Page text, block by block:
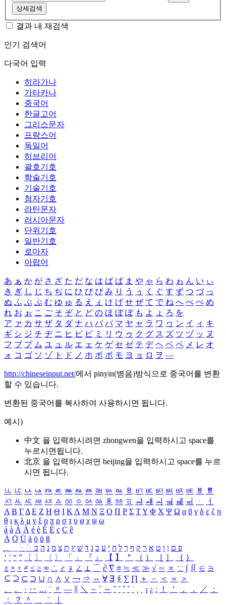
상세검색
결과 내 재검색
인기 검색어
다국어 입력
히라가나
가타카나
중국어
한글고어
그리스문자
프랑스어
독일어
히브리어
괄호기호
학술기호
기술기호
첨자기호
라틴문자
러시아문자
단위기호
일반기호
로마자
아랍어
あ ぁ か が さ ざ た だ な は ば ぱ ま や ゃ ら わ ゎ ん い ぃ
き ぎ し じ ち ぢ に ひ び ぴ み り う ぅ く ぐ す ず つ づ っ
ぬ ふ ぶ ぷ む ゆ ゅ る え ぇ け げ せ ぜ て で ね へ べ ぺ め
れ お ぉ こ ご そ ぞ と ど の ほ ぼ ぽ も よ ょ ろ を
ア ァ カ サ ザ タ ダ ナ ハ バ パ マ ヤ ャ ラ ワ ヮ ン イ ィ キ
ギ シ ジ チ ヂ ニ ヒ ビ ピ ミ リ ウ ゥ ク グ ス ズ ツ ヅ ッ ヌ
フ ブ プ ム ユ ュ ル エ ェ ケ ゲ セ ゼ テ デ ヘ ベ ペ メ レ オ
ォ コ ゴ ソ ゾ ト ド ノ ホ ボ ポ モ ヨ ョ ロ ヲ ―
http://chineseinput.net/에서 pinyin(병음)방식으로 중국어를 변환
할 수 있습니다.
변환된 중국어를 복사하여 사용하시면 됩니다.
예시)
中文 을 입력하시려면 zhongwen을 입력하시고 space를
누르시면됩니다.
北京 을 입력하시려면 beijing을 입력하시고 space를 누르
시면 됩니다.
ㅥ ㅦ ㅧ ㅨ ㅩ ㅪ ㅫ ㅬ ㅭ ㅮ ㅯ ㅰ ㅱ ㅲ ㅳ ㅴ ㅵ ㅶ ㅷ ㅸ
ㅹ
ㅺ ㅻ ㅼ ㅽ ㅾ ㅿ ㆀ ㆁ ㆂ ㆃ ㆄ ㆅ ㆆ ㆇ ㆈ ㆉ ㆊ ㆋ ㆌ ㆍ
ㆎ
Α Β ΓΔ Ε Ζ Η Θ Ι ΚΛ Μ Ν Ξ Ο Π Ρ Σ ΤΥ Φ Χ Ψ Ω α β γ δ ε ζ η
θ ι κ λ μ ν ξ ο π ρ σ τ υ φ χ ψ ω
á à Á À é è É È ç Ç ê
Ä Ö Ü ä ö ü ß
ִֶֹ ֻּ ׁׂ פ ם ן ו ט א ר ק ף ך ל ח י ע כ ג ד ש ץ ת צ מ נ ה ב
‘ ’ “ ” 〔 〕 〈 〉 「 」 『 』 【 】 ＂ （ ） ［ ］ ｛ ｝
± × ÷ ≠ ≤ ≥ ∞ ∴ ♂ ♀ ∠ ⊥ ⌒ ∂ ∇ ≡ ≒ ≪ ≫ √ ∽ ∝ ∵ ∫ ∬ ∈ ∋
⊆ ⊇ ⊂ ⊃ ∪ ∩ ∧ ∨ ￢ ⇒ ⇔ ∀ ∃ ∮ ∑ ∏ ＋ － ＜ ＝
＞
、
。 · ‥ … ¨ 〃 ― ＼ ∼ ´ ～ ˇ ˘ ˝ ˚ ˙ ¸ ¡ ¿ ː ！ ＇ ， ． ／
：
；
？ ＾ ｀